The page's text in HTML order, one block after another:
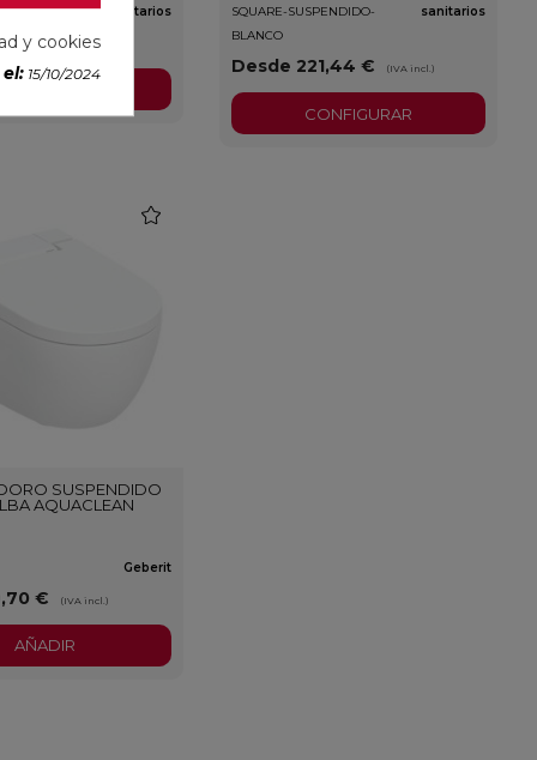
BLANCO
sanitarios
€ (IVA incl.)
SQUARE-SUSPENDIDO-
BLANCO
sanitarios
Desde 221,44 € (IVA incl.)
CONFIGURAR
SUSPENDIDO
AQUACLEAN
Geberit
€ (IVA incl.)
AÑADIR
y cookies
15/10/2024